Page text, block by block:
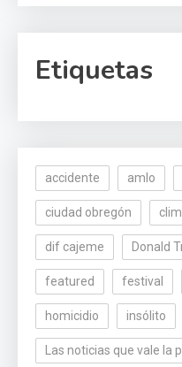
Etiquetas
accidente amlo
ciudad obregón
dif cajeme Donald
featured festival
homicidio insólito
Las noticias que vale la